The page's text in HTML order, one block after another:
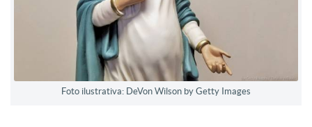
Foto ilustrativa: DeVon Wilson by Getty Images